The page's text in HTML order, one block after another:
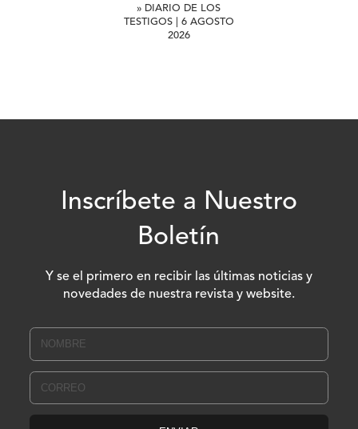
» DIARIO DE LOS
TESTIGOS | 6 AGOSTO
2026
Inscríbete a Nuestro
Boletín
Y se el primero en recibir las últimas noticias y
novedades de nuestra revista y website.